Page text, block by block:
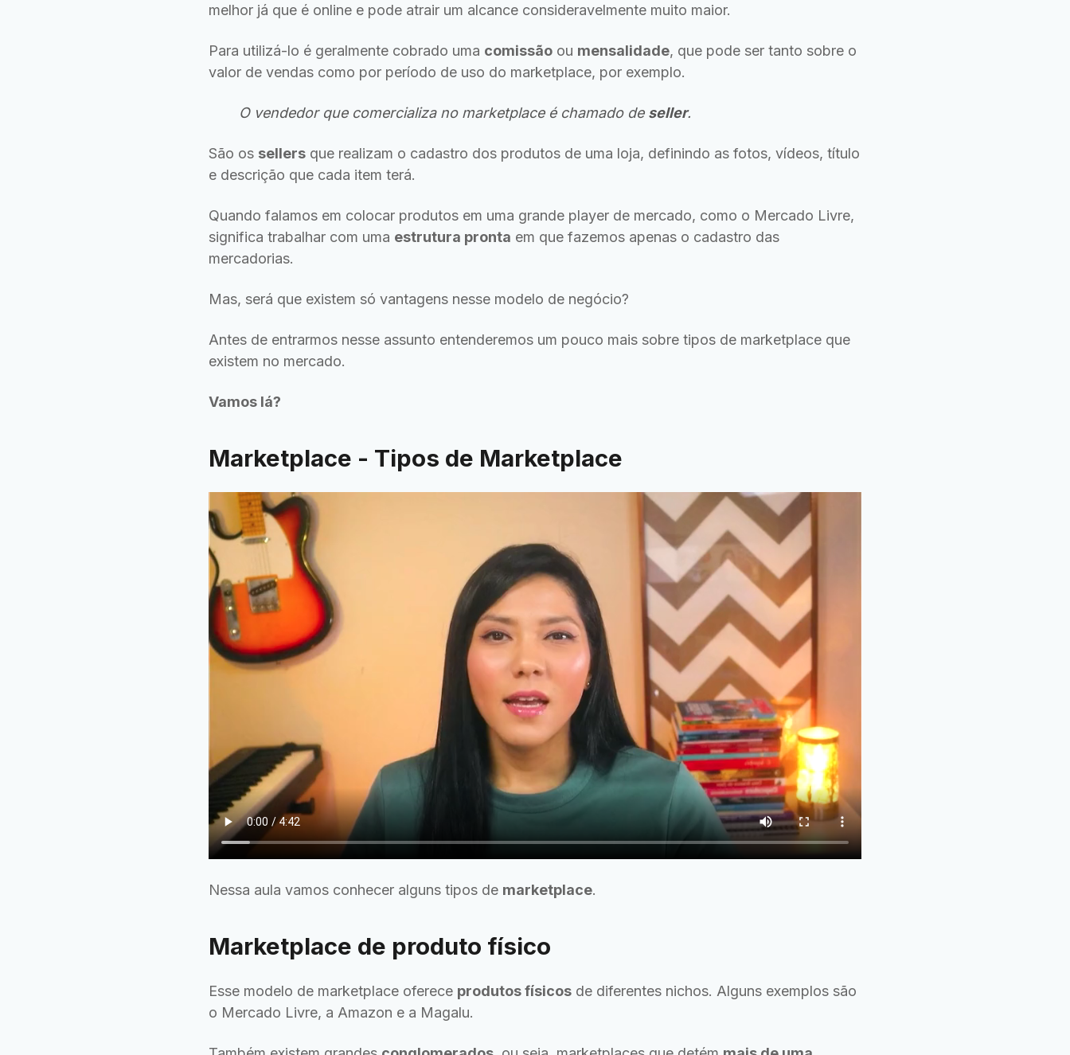
melhor já que é online e pode atrair um alcance consideravelmente muito maior.
Para utilizá-lo é geralmente cobrado uma comissão ou mensalidade, que pode ser tanto sobre o
valor de vendas como por período de uso do marketplace, por exemplo.
O vendedor que comercializa no marketplace é chamado de seller.
São os sellers que realizam o cadastro dos produtos de uma loja, definindo as fotos, vídeos, título
e descrição que cada item terá.
Quando falamos em colocar produtos em uma grande player de mercado, como o Mercado Livre,
significa trabalhar com uma estrutura pronta em que fazemos apenas o cadastro das
mercadorias.
Mas, será que existem só vantagens nesse modelo de negócio?
Antes de entrarmos nesse assunto entenderemos um pouco mais sobre tipos de marketplace que
existem no mercado.
Vamos lá?
Marketplace - Tipos de Marketplace
Nessa aula vamos conhecer alguns tipos de marketplace.
Marketplace de produto físico
Esse modelo de marketplace oferece produtos físicos de diferentes nichos. Alguns exemplos são
o Mercado Livre, a Amazon e a Magalu.